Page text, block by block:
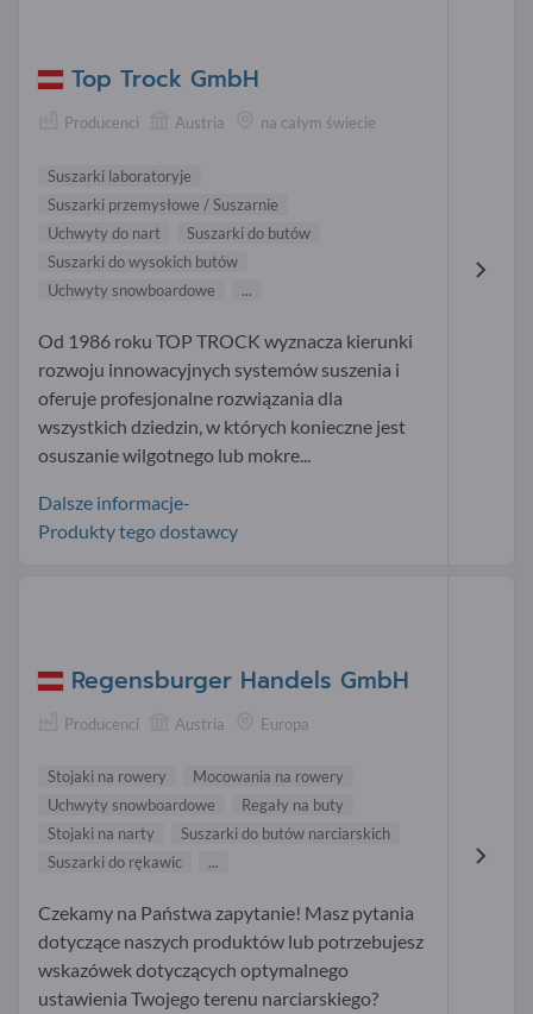
Top Trock GmbH
Producenci Austria na całym świecie
Suszarki laboratoryje
Suszarki przemysłowe / Suszarnie
Uchwyty do nart
Suszarki do butów
Suszarki do wysokich butów
Uchwyty snowboardowe
...
Od 1986 roku TOP TROCK wyznacza kierunki
rozwoju innowacyjnych systemów suszenia i
oferuje profesjonalne rozwiązania dla
wszystkich dziedzin, w których konieczne jest
osuszanie wilgotnego lub mokre...
Dalsze informacje-
Produkty tego dostawcy
Regensburger Handels GmbH
Producenci Austria Europa
Stojaki na rowery
Mocowania na rowery
Uchwyty snowboardowe
Regały na buty
Stojaki na narty
Suszarki do butów narciarskich
Suszarki do rękawic
...
Czekamy na Państwa zapytanie! Masz pytania
dotyczące naszych produktów lub potrzebujesz
wskazówek dotyczących optymalnego
ustawienia Twojego terenu narciarskiego?